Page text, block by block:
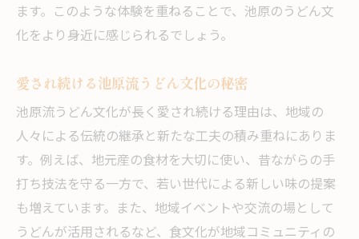
池原うどんで生まれる感動のエピソード
うどんを通じて地域に根づく新たな希望
ます。このような体験を重ねることで、池原のうどん文
化をより身近に感じられるでしょう。
愛され続ける池原流うどん文化の秘密
池原流うどん文化が長く愛され続ける理由は、地域の
人々による伝統の継承と新たな工夫の積み重ねにありま
す。例えば、地元産の食材を大切に使い、昔ながらの手
打ち技法を守る一方で、若い世代による新しい味の提案
も増えています。また、地域イベントや交流の場として
うどんが活用されるなど、食文化が地域コミュニティの